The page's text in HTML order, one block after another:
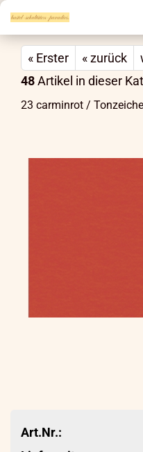
« Erster « zurück
48Artikel in dieser
23 carminrot /
Art.Nr.: